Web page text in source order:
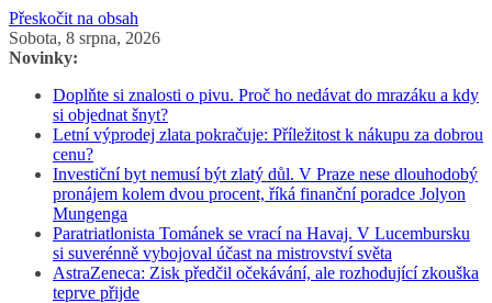
Přeskočit na obsah
Sobota, 8 srpna, 2026
Novinky:
Doplňte si znalosti o pivu. Proč ho nedávat do mrazáku a kdy
si objednat šnyt?
Letní výprodej zlata pokračuje: Příležitost k nákupu za dobrou
cenu?
Investiční byt nemusí být zlatý důl. V Praze nese dlouhodobý
pronájem kolem dvou procent, říká finanční poradce Jolyon
Mungenga
Paratriatlonista Tománek se vrací na Havaj. V Lucembursku
si suverénně vybojoval účast na mistrovství světa
AstraZeneca: Zisk předčil očekávání, ale rozhodující zkouška
teprve přijde